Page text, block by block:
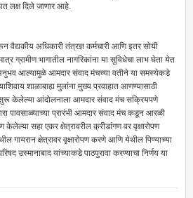
लक्ष दिले जाणार आहे.
वैद्यकीय अधिकारी तंत्रज्ञ कर्मचारी आणि इतर सोयी
ग्रामीण भागातील नागरिकांना या सुविधेचा लाभ घेता येत
अनुभव आल्यामुळे आमदार संवाद मंचच्या वतीने या समस्येकडे
शाळाबाह्य मुलांना मुख्य प्रवाहात आणण्यासाठी
केलेल्या आंदोलनाला आमदार संवाद मंच सक्रियपणे
पावसाळ्याच्या प्रारंभी आमदार संवाद मंच कडून आरळी
सहा एकर क्षेत्रावरील क्रीडांगण वर वृक्षारोपण
गायरान क्षेत्रावर वृक्षारोपण करणे आणि येथील पिण्याच्या
उस्मानाबाद यांच्याकडे पाठपुरावा करण्याचा निर्णय या